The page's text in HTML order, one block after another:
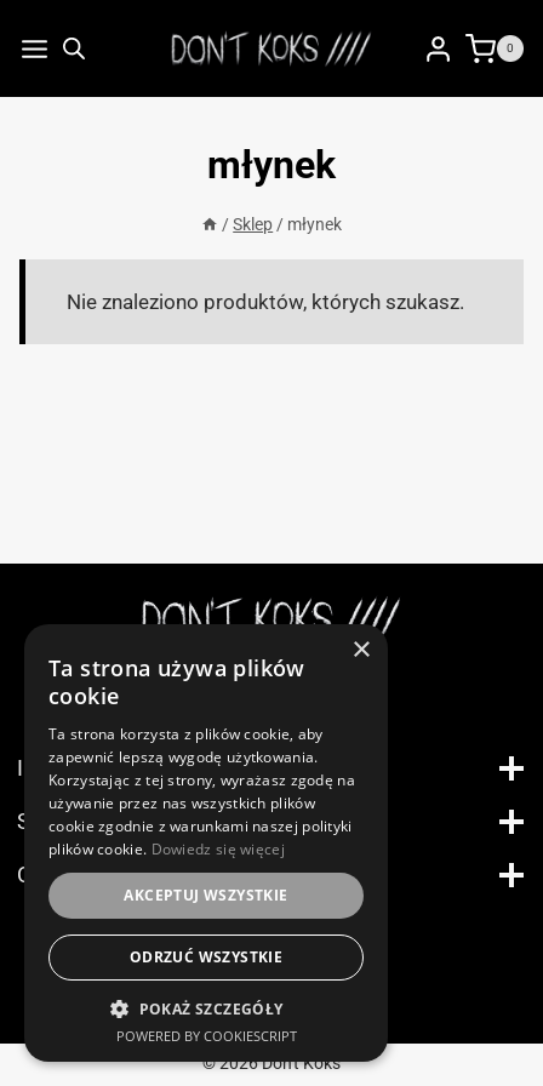
do
0
młynek
/Sklep/ młynek
Nie znaleziono produktów, których szukasz.
Instagram
INFORMACJE
STREFA KLIENTA
O FIRMIE
© 2026 Don't Koks
×
Ta strona używa plików
cookie
Ta strona korzysta z plików cookie, aby
zapewnić lepszą wygodę użytkowania.
Korzystając z tej strony, wyrażasz zgodę na
używanie przez nas wszystkich plików
cookie zgodnie z warunkami naszej polityki
plików cookie. Dowiedz się więcej
AKCEPTUJ WSZYSTKIE
ODRZUĆ WSZYSTKIE
POKAŻ SZCZEGÓŁY
POWERED BY COOKIESCRIPT